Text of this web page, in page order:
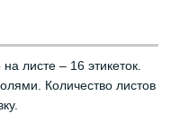
листе – 16 этикеток.
Количество листов